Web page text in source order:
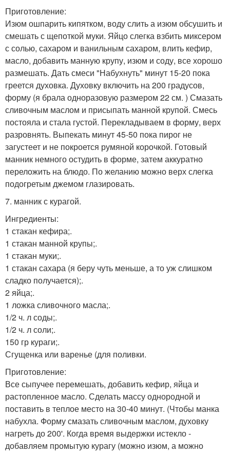
Приготовление:
Изюм ошпарить кипятком, воду слить а изюм обсушить и
смешать с щепоткой муки. Яйцо слегка взбить миксером
с солью, сахаром и ванильным сахаром, влить кефир,
масло, добавить манную крупу, изюм и соду, все хорошо
размешать. Дать смеси "Набухнуть" минут 15-20 пока
греется духовка. Духовку включить на 200 градусов,
форму (я брала одноразовую размером 22 см. ) Смазать
сливочным маслом и присыпать манной крупой. Смесь
постояла и стала густой. Перекладываем в форму, верх
разровнять. Выпекать минут 45-50 пока пирог не
загустеет и не покроется румяной корочкой. Готовый
манник немного остудить в форме, затем аккуратно
переложить на блюдо. По желанию можно верх слегка
подогретым джемом глазировать.
7. манник с курагой.
Ингредиенты:
1 стакан кефира;.
1 стакан манной крупы;.
1 стакан муки;.
1 стакан сахара (я беру чуть меньше, а то уж слишком
сладко получается);.
2 яйца;.
1 ложка сливочного масла;.
1/2 ч. л соды;.
1/2 ч. л соли;.
150 гр кураги;.
Сгущенка или варенье (для поливки.
Приготовление:
Все сыпучее перемешать, добавить кефир, яйца и
растопленное масло. Сделать массу однородной и
поставить в теплое место на 30-40 минут. (Чтобы манка
набухла. Форму смазать сливочным маслом, духовку
нагреть до 200'. Когда время выдержки истекло -
добавляем промытую курагу (можно изюм, а можно